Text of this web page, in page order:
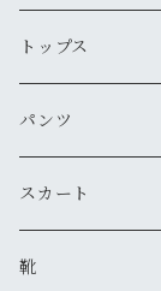
デニムジャケット
古着
新品
レザージャケット
古着
新品
ミリタリージャケ
古着
ダウンジャケット
トップス
ニット・セーター
古着
新品
カーディガン
Tシャツ・カット
パンツ
デニム・ジーンズ
古着
ワークパンツ
スカート
古着
靴